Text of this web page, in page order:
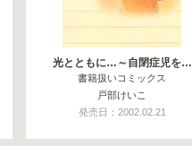
光とともに…～自閉症児を…
書籍扱いコミックス
戸部けいこ
発売日：2002.02.21